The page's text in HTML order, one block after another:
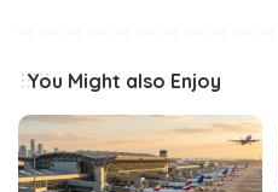
You Might also Enjoy